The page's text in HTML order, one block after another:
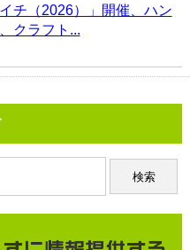
チ（2026）」開催、ハン
クラフト...